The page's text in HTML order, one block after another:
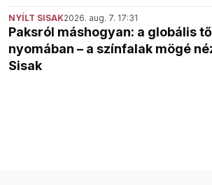
NYÍLT SISAK2026. aug. 7. 17:31
Paksról máshogyan: a globális
nyomában – a színfalak mögé
Sisak